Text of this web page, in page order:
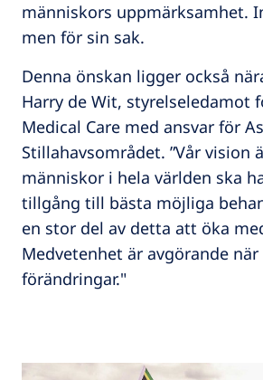
människors uppmärksamhet.
men för sin sak.
Denna önskan ligger också
Harry de Wit, styrelseledamot
Medical Care med ansvar för
Stillahavsområdet. ”Vår vision
människor i hela världen ska
tillgång till bästa möjliga
en stor del av detta att öka
Medvetenhet är avgörande
förändringar."